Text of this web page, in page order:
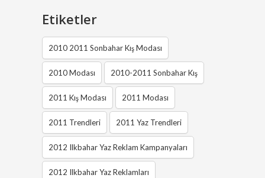
Etiketler
2010 2011 Sonbahar Kış Modası
2010 Modası 2010-2011 Sonbahar Kış
2011 Kış Modası 2011 Modası
2011 Trendleri 2011 Yaz Trendleri
2012 Ilkbahar Yaz Reklam Kampanyaları
2012 Ilkbahar Yaz Reklamları